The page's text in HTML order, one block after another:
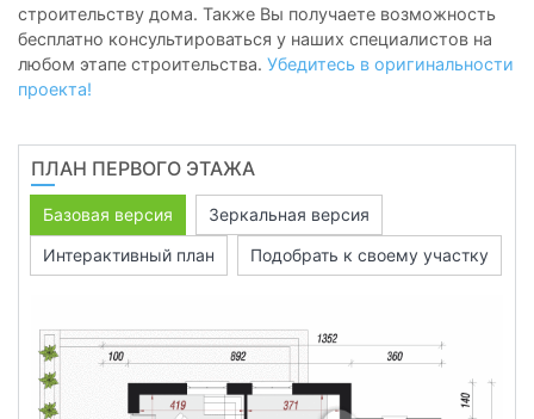
строительству дома. Также Вы получаете возможность
бесплатно консультироваться у наших специалистов на
любом этапе строительства. Убедитесь в оригинальности
проекта!
ПЛАН ПЕРВОГО ЭТАЖА
Базовая версия
Зеркальная версия
Интерактивный план
Подобрать к своему участку